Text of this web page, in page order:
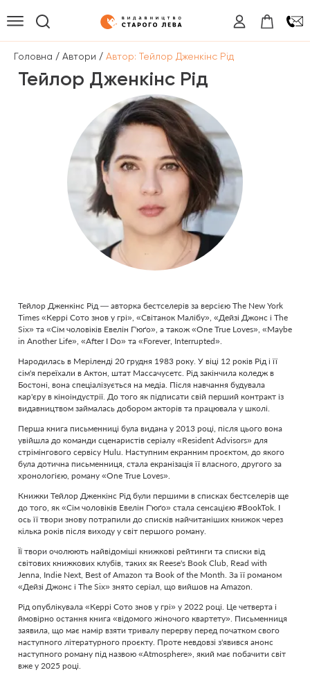
Головна / Автори / Автор: Тейлор Дженкінс Рід
Тейлор Дженкінс Рід
Тейлор Дженкінс Рід — авторка бестселерів за версією The New York
Times «Керрі Сото знов у грі», «Світанок Малібу», «Дейзі Джонс і The
Six» та «Сім чоловіків Евелін Г'юґо», а також «One True Loves», «Maybe
in Another Life», «After I Do» та «Forever, Interrupted».
Народилась в Меріленді 20 грудня 1983 року. У віці 12 років Рід і її
сім'я переїхали в Актон, штат Массачусетс. Рід закінчила коледж в
Бостоні, вона спеціалізується на медіа. Після навчання будувала
кар'єру в кіноіндустрії. До того як підписати свій перший контракт із
видавництвом займалась добором акторів та працювала у школі.
Перша книга письменниці була видана у 2013 році, після цього вона
увійшла до команди сценаристів серіалу «Resident Advisors» для
стрімінгового сервісу Hulu. Наступним екранним проєктом, до якого
була дотична письменниця, стала екранізація її власного, другого за
хронологією, роману «One True Loves».
Книжки Тейлор Дженкінс Рід були першими в списках бестселерів ще
до того, як «Сім чоловіків Евелін Г'юґо» стала сенсацією #BookTok. І
ось її твори знову потрапили до списків найчитаніших книжок через
кілька років після виходу у світ першого роману.
Її твори очолюють найвідоміші книжкові рейтинги та списки від
світових книжкових клубів, таких як Reese's Book Club, Read with
Jenna, Indie Next, Best of Amazon та Book of the Month. За її романом
«Дейзі Джонс і The Six» знято серіал, що вийшов на Amazon.
Рід опублікувала «Керрі Сото знов у грі» у 2022 році. Це четверта і
ймовірно остання книга «відомого жіночого квартету». Письменниця
заявила, що має намір взяти тривалу перерву перед початком свого
наступного літературного проєкту. Проте невдовзі з'явився анонс
наступного роману під назвою «Atmosphere», який має побачити світ
вже у 2025 році.